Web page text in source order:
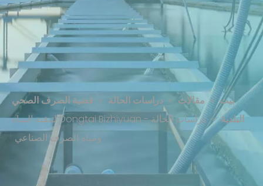
دراسات الحالة - Dongtai Bizhiyuan
لتنقية المياه ومياه الصرف الصناعي
بيت » مقالات » دراسات الحالة » قضية الصرف الصحي
البلدية »
دراسات الحالة - Dongtai Bizhiyuan لتنقية المياه
ومياه الصرف الصناعي